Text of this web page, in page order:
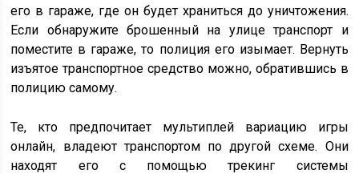
его в гараже, где он будет храниться до уничтожения.
Если обнаружите брошенный на улице транспорт и
поместите в гараже, то полиция его изымает. Вернуть
изъятое транспортное средство можно, обратившись в
полицию самому.
Те, кто предпочитает мультиплей вариацию игры
онлайн, владеют транспортом по другой схеме. Они
находят его с помощью трекинг системы